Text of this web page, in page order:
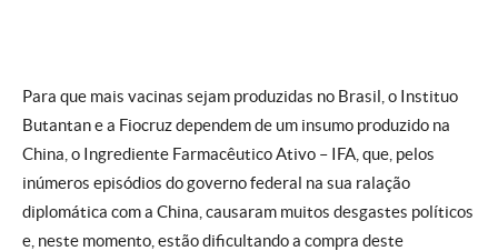
Para que mais vacinas sejam produzidas no Brasil, o Instituo
Butantan e a Fiocruz dependem de um insumo produzido na
China, o Ingrediente Farmacêutico Ativo – IFA, que, pelos
inúmeros episódios do governo federal na sua ralação
diplomática com a China, causaram muitos desgastes políticos
e, neste momento, estão dificultando a compra deste